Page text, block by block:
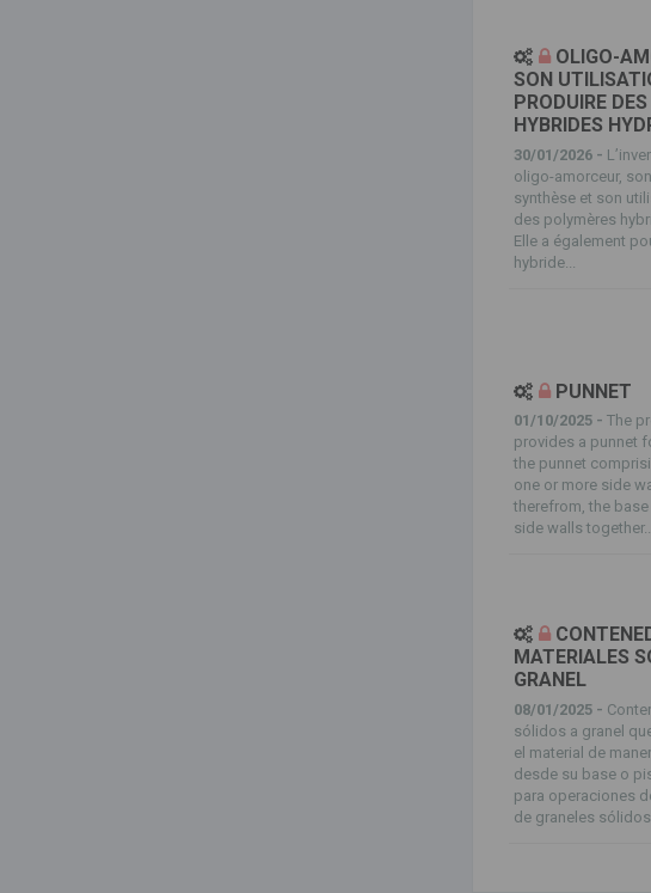
OLIGO-
SON
PRODUIRE
HYBRIDES
30/01/2026 -
oligo-amorceur,
synthèse et son
des polymères
Elle a également
hybride...
PUNNET
01/10/2025 - The
provides a punnet
the punnet
one or more side
therefrom, the
side walls
MATERIALES
GRANEL
08/01/2025 -
sólidos a granel
el material de
desde su base o
para operaciones
de graneles sólidos...